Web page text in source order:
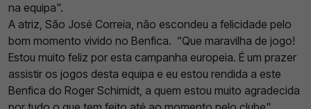
na equipa".
A atriz, São José Correia, não escondeu a felicidade pelo
bom momento vivido no Benfica. “Que maravilha de jogo!
Estou muito feliz por esta campanha europeia. É um prazer
assistir os jogos desta equipa e eu estou rendida a este
Benfica do Roger Schimidt, a quem estou muito agradecida